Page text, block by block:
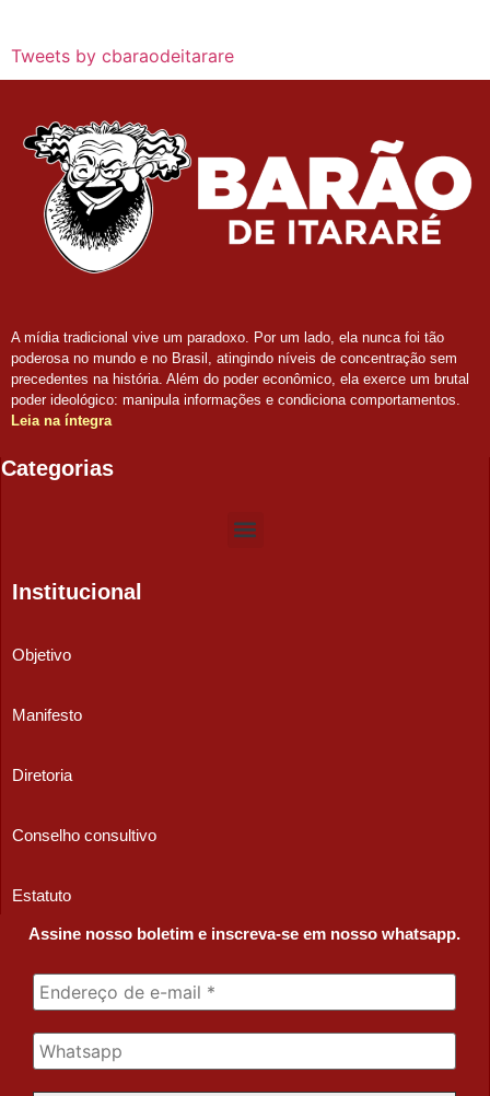
Tweets by cbaraodeitarare
A mídia tradicional vive um paradoxo. Por um lado, ela nunca foi tão
poderosa no mundo e no Brasil, atingindo níveis de concentração sem
precedentes na história. Além do poder econômico, ela exerce um brutal
poder ideológico: manipula informações e condiciona comportamentos.
Leia na íntegra
Categorias
Institucional
Objetivo
Manifesto
Diretoria
Conselho consultivo
Estatuto
Assine nosso boletim e inscreva-se em nosso whatsapp.